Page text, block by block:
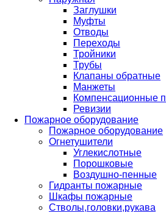
Заглушки
Муфты
Отводы
Переходы
Тройники
Трубы
Клапаны обратные
Манжеты
Компенсационные
Ревизии
Пожарное оборудование
Пожарное оборудование
Огнетушители
Углекислотные
Порошковые
Воздушно-пенные
Гидранты пожарные
Шкафы пожарные
Стволы,головки,рукава